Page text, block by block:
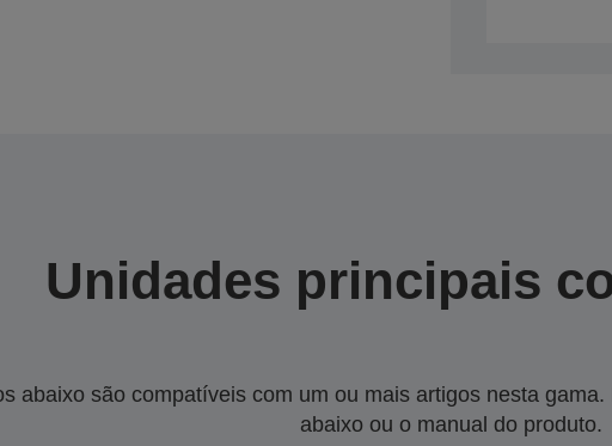
Unidades principais
abaixo são compatíveis com um ou mais artigos nesta
abaixo ou o manual do produto.